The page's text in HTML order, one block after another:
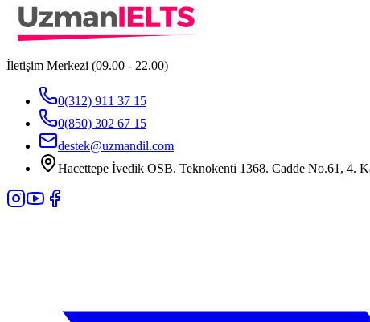
İletişim Merkezi (09.00 - 22.00)
0(312) 911 37 15
0(850) 302 67 15
destek@uzmandil.com
Hacettepe İvedik OSB. Teknokenti 1368. Cadde No.61, 4.